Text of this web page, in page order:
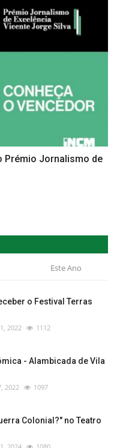
Prémio Jornalismo de
Este Ano
o Festival Terras
2022 1112
- Alambicada de Vila
2022 1097
Colonial?" no Teatro